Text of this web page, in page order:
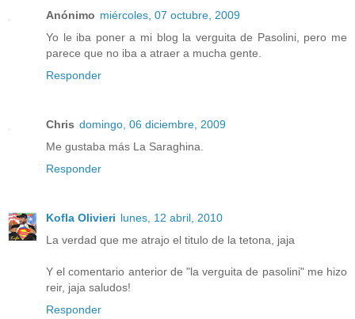
Anónimo miércoles, 07 octubre, 2009
Yo le iba poner a mi blog la verguita de Pasolini, pero me
parece que no iba a atraer a mucha gente.
Responder
Chris domingo, 06 diciembre, 2009
Me gustaba más La Saraghina.
Responder
Kofla Olivieri lunes, 12 abril, 2010
La verdad que me atrajo el titulo de la tetona, jaja
Y el comentario anterior de "la verguita de pasolini" me hizo
reir, jaja saludos!
Responder